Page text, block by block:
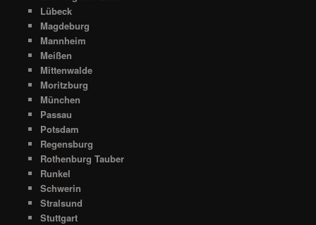
Lübeck
Magdeburg
Mannheim
Meißen
Mittenwalde
Moritzburg
München
Passau
Potsdam
Regensburg
Rothenburg Tauber
Runkel
Schwerin
Stralsund
Stuttgart